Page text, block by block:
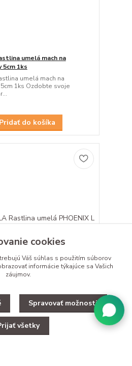
umelá mach na
5cm 1ks
umelá mach na
1ks Ozdobte svoje
Pridať do košíka
umelá PHOENIX L
alebo terárium týmito
AQUA DELLA Rastlina
cookies
Váš súhlas s použitím súborov
informácie týkajúce sa Vašich
záujmov.
Spravovať možnosti
všetky